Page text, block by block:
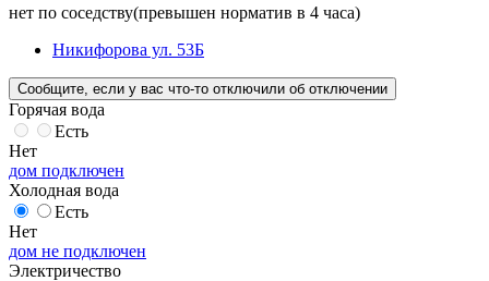
нет по соседству(превышен норматив в 4 часа)
Никифорова ул. 53Б
Сообщите , если у вас что-то отключили об отключении
Горячая вода
Есть
Нет
дом подключен
Холодная вода
Есть
Нет
дом не подключен
Электричество